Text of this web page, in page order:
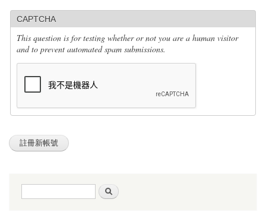
CAPTCHA
This question is for testing whether or not you are a human visitor
and to prevent automated spam submissions.
搜尋表單